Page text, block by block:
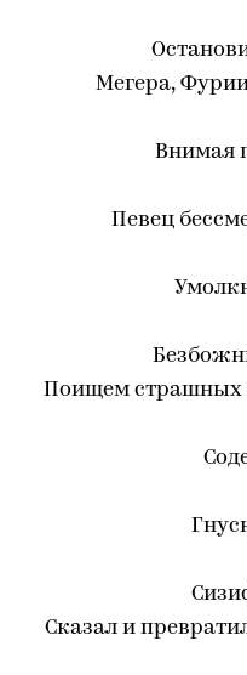
Мегера,
Внимая
Певец
Поищем страшных
Сказал и